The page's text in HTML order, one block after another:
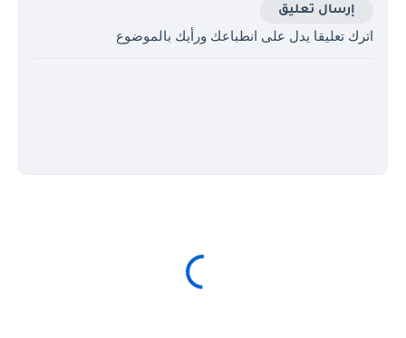
إرسال تعليق
اترك تعليقا يدل على انطباعك ورأيك بالموضوع